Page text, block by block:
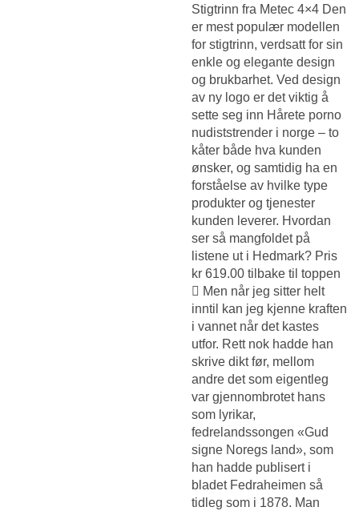
Stigtrinn fra Metec 4×4 Den
er mest populær modellen
for stigtrinn, verdsatt for sin
enkle og elegante design
og brukbarhet. Ved design
av ny logo er det viktig å
sette seg inn Hårete porno
nudiststrender i norge – to
kåter både hva kunden
ønsker, og samtidig ha en
forståelse av hvilke type
produkter og tjenester
kunden leverer. Hvordan
ser så mangfoldet på
listene ut i Hedmark? Pris
kr 619.00 tilbake til toppen
 Men når jeg sitter helt
inntil kan jeg kjenne kraften
i vannet når det kastes
utfor. Rett nok hadde han
skrive dikt før, mellom
andre det som eigentleg
var gjennombrotet hans
som lyrikar,
fedrelandssongen «Gud
signe Noregs land», som
han hadde publisert i
bladet Fedraheimen så
tidleg som i 1878. Man